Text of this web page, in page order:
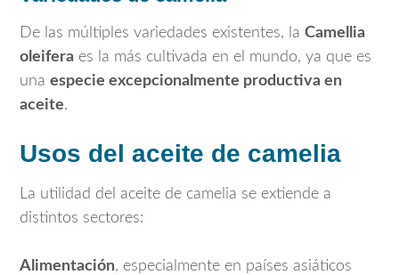
De las múltiples variedades existentes, la Camellia
oleifera es la más cultivada en el mundo, ya que es
una especie excepcionalmente productiva en
aceite.
Usos del aceite de camelia
La utilidad del aceite de camelia se extiende a
distintos sectores:
Alimentación, especialmente en países asiáticos